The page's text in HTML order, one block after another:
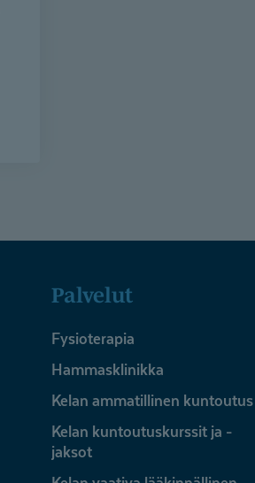
Palvelut
Fysioterapia
Hammasklinikka
Kelan ammatillinen kuntoutus
Kelan kuntoutuskurssit ja -
jaksot